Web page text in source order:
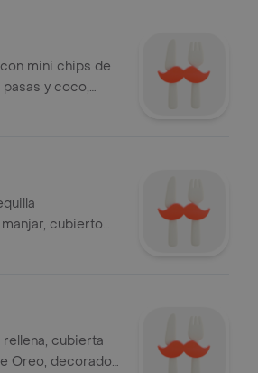
mini chips de
y coco,
con
cubierto
con
cubierta
Oreo, decorado